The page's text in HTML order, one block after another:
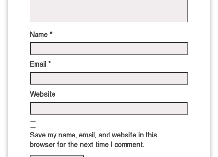
Name *
Email *
Website
Save my name, email, and website in this
browser for the next time I comment.